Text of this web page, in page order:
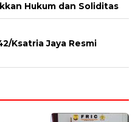
Hukum dan Soliditas
Ksatria Jaya Resmi